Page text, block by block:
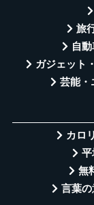
旅
自
ガジェット
芸能・
カロ
平
無
言葉